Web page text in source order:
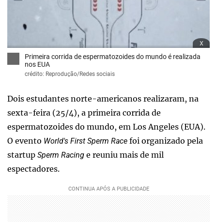
x
Primeira corrida de espermatozoides do mundo é realizada
nos EUA
crédito: Reprodução/Redes sociais
Dois estudantes norte-americanos realizaram, na
sexta-feira (25/4), a primeira corrida de
espermatozoides do mundo, em Los Angeles (EUA).
O evento World's First Sperm Race foi organizado pela
startup Sperm Racing e reuniu mais de mil
espectadores.